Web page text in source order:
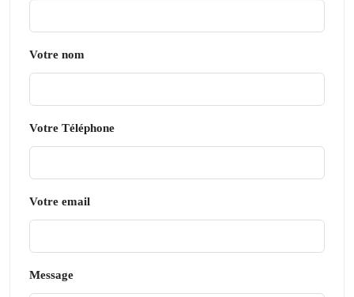
Votre nom
Votre Téléphone
Votre email
Message